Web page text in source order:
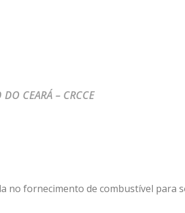
CEARÁ – CRCCE
no fornecimento de combustível para